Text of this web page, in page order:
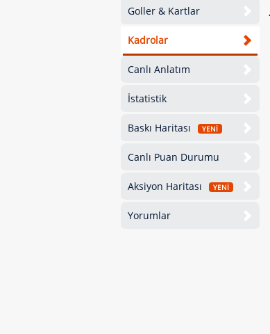
Goller & Kartlar
Kadrolar
Canlı Anlatım
İstatistik
Baskı Haritası YENİ
Canlı Puan Durumu
Aksiyon Haritası YENİ
Yorumlar